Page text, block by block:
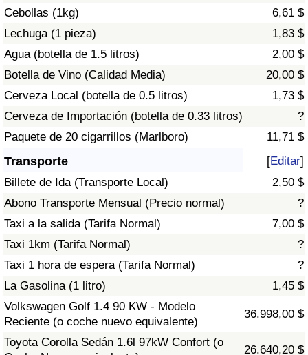
Cebollas (1kg)
6,61 $
Lechuga (1 pieza)
1,83 $
Agua (botella de 1.5 litros)
2,00 $
Botella de Vino (Calidad Media)
20,00 $
Cerveza Local (botella de 0.5 litros)
1,73 $
Cerveza de Importación (botella de 0.33 litros)
?
Paquete de 20 cigarrillos (Marlboro)
11,71 $
Transporte [Editar]
Billete de Ida (Transporte Local)
2,50 $
Abono Transporte Mensual (Precio normal)
?
Taxi a la salida (Tarifa Normal)
7,00 $
Taxi 1km (Tarifa Normal)
?
Taxi 1 hora de espera (Tarifa Normal)
?
La Gasolina (1 litro)
1,45 $
Volkswagen Golf 1.4 90 KW - Modelo
Reciente (o coche nuevo equivalente)
36.998,00 $
Toyota Corolla Sedán 1.6l 97kW Confort (o
26.640,20 $
Índice de Contaminación por País
Tráfico
Índice de Tráfico
Índice de Tráfico (Actual)
Índice de Tráfico por País